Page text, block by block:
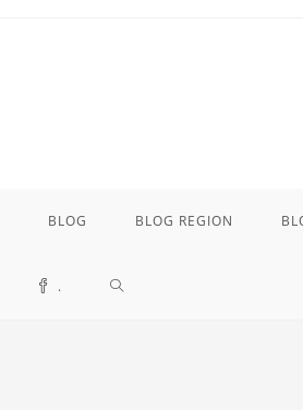
BLOG BLOG REGION
. WEBSITE-